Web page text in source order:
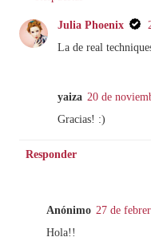
Julia Phoenix
La de real
yaiza 20 de
Gracias! :)
Responder
Anónimo 27 de
Hola!!